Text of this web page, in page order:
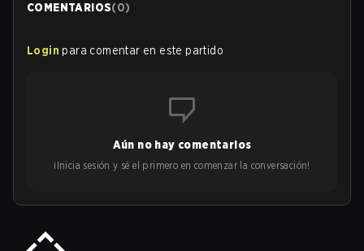
COMENTARIOS(0)
Login para comentar en este partido
Aún no hay comentarios
¡Inicia sesión y sé el primero en comenzar la conversación!